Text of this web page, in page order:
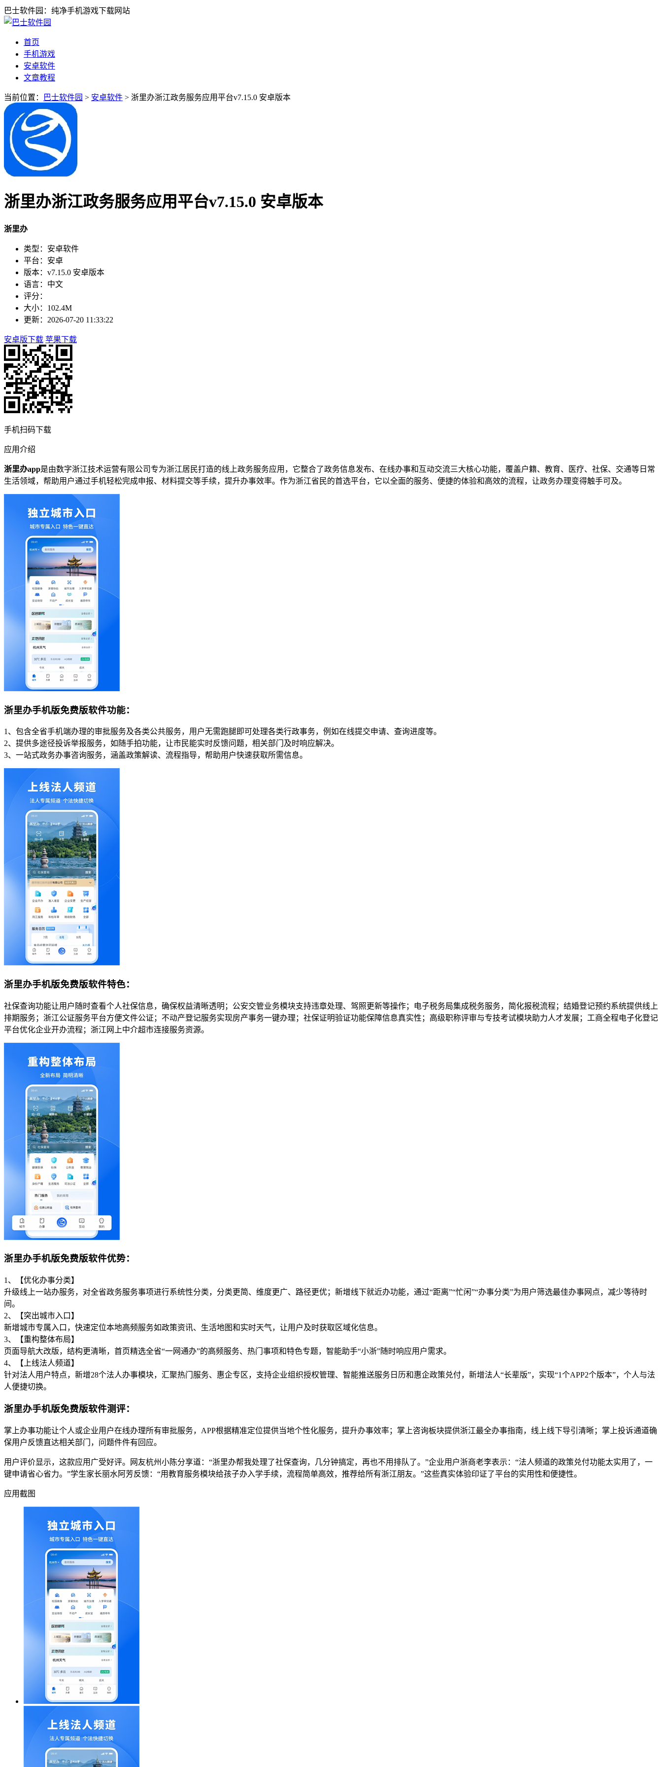
巴士软件园：纯净手机游戏下载网站
首页
手机游戏
安卓软件
文章教程
当前位置： 巴士软件园 > 安卓软件 > 浙里办浙江政务服务应用平台v7.15.0 安卓版本
浙里办浙江政务服务应用平台v7.15.0 安卓版本
浙里办
类型：安卓软件
平台：安卓
版本：v7.15.0 安卓版本
语言：中文
评分：
大小：102.4M
更新：2026-07-20 11:33:22
安卓版下载 苹果下载
手机扫码下载
应用介绍
浙里办app是由数字浙江技术运营有限公司专为浙江居民打造的线上政务服务应用，它整合了政务信息发布、在线办事和互动交流三大核心功能，覆盖户籍、教育、医疗、社保、交通等日常
生活领域，帮助用户通过手机轻松完成申报、材料提交等手续，提升办事效率。作为浙江省民的首选平台，它以全面的服务、便捷的体验和高效的流程，让政务办理变得触手可及。
浙里办手机版免费版软件功能：
1、包含全省手机端办理的审批服务及各类公共服务，用户无需跑腿即可处理各类行政事务，例如在线提交申请、查询进度等。
2、提供多途径投诉举报服务，如随手拍功能，让市民能实时反馈问题，相关部门及时响应解决。
3、一站式政务办事咨询服务，涵盖政策解读、流程指导，帮助用户快速获取所需信息。
浙里办手机版免费版软件特色：
社保查询功能让用户随时查看个人社保信息，确保权益清晰透明；公安交管业务模块支持违章处理、驾照更新等操作；电子税务局集成税务服务，简化报税流程；结婚登记预约系统提供线上
排期服务；浙江公证服务平台方便文件公证；不动产登记服务实现房产事务一键办理；社保证明验证功能保障信息真实性；高级职称评审与专技考试模块助力人才发展；工商全程电子化登记
平台优化企业开办流程；浙江网上中介超市连接服务资源。
浙里办手机版免费版软件优势：
1、【优化办事分类】
升级线上一站办服务，对全省政务服务事项进行系统性分类，分类更简、维度更广、路径更优；新增线下就近办功能，通过“距离”“忙闲”“办事分类”为用户筛选最佳办事网点，减少等待时
间。
2、【突出城市入口】
新增城市专属入口，快速定位本地高频服务如政策资讯、生活地图和实时天气，让用户及时获取区域化信息。
3、【重构整体布局】
页面导航大改版，结构更清晰，首页精选全省“一网通办”的高频服务、热门事项和特色专题，智能助手“小浙”随时响应用户需求。
4、【上线法人频道】
针对法人用户特点，新增28个法人办事模块，汇聚热门服务、惠企专区，支持企业组织授权管理、智能推送服务日历和惠企政策兑付，新增法人“长辈版”，实现“1个APP2个版本”，个人与法
人便捷切换。
浙里办手机版免费版软件测评：
掌上办事功能让个人或企业用户在线办理所有审批服务，APP根据精准定位提供当地个性化服务，提升办事效率；掌上咨询板块提供浙江最全办事指南，线上线下导引清晰；掌上投诉通道确
保用户反馈直达相关部门，问题件件有回应。
用户评价显示，这款应用广受好评。网友杭州小陈分享道：“浙里办帮我处理了社保查询，几分钟搞定，再也不用排队了。”企业用户浙商老李表示：“法人频道的政策兑付功能太实用了，一
键申请省心省力。”学生家长丽水阿芳反馈：“用教育服务模块给孩子办入学手续，流程简单高效，推荐给所有浙江朋友。”这些真实体验印证了平台的实用性和便捷性。
应用截图